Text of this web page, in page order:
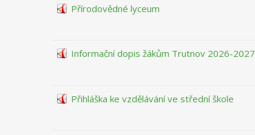
Přírodovědné lyceum
Informační dopis žákům Trutnov 2026-2027
Přihláška ke vzdělávání ve střední škole